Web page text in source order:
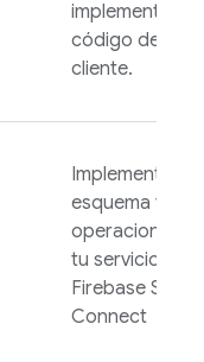
implementa el
código del
cliente.
Implementa el
esquema y las
operaciones
tu servicio de
Firebase SQL
Connect